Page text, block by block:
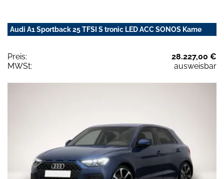
Audi A1 Sportback 25 TFSI S tronic LED ACC SONOS Kame
Preis:
28.227,00 €
MWSt:
ausweisbar